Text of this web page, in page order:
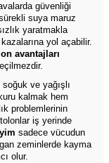
güvenliği
suya maruz
yaratmakla
yol açabilir.
avantajları
ve yağışlı
kalmak hem
problemlerinin
iş yerinde
sadece vücudun
zeminlerde kayma
olur.